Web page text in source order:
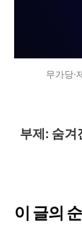
무가당·
부제: 숨겨
이 글의